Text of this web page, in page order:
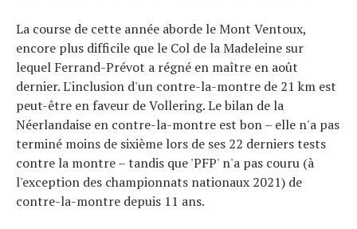
La course de cette année aborde le Mont Ventoux,
encore plus difficile que le Col de la Madeleine sur
lequel Ferrand-Prévot a régné en maître en août
dernier. L'inclusion d'un contre-la-montre de 21 km est
peut-être en faveur de Vollering. Le bilan de la
Néerlandaise en contre-la-montre est bon – elle n'a pas
terminé moins de sixième lors de ses 22 derniers tests
contre la montre – tandis que 'PFP' n'a pas couru (à
l'exception des championnats nationaux 2021) de
contre-la-montre depuis 11 ans.